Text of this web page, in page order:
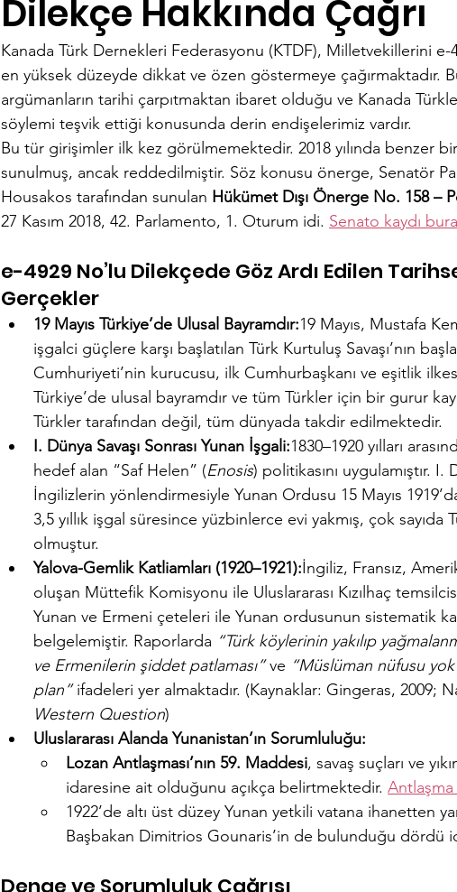
Dilekçe Hakkında Çağrı
Kanada Türk Dernekleri Federasyonu (KTDF), Milletvekillerini
en yüksek düzeyde dikkat ve özen göstermeye çağırmaktadır.
argümanların tarihi çarpıtmaktan ibaret olduğu ve Kanada
söylemi teşvik ettiği konusunda derin endişelerimiz vardır.
Bu tür girişimler ilk kez görülmemektedir. 2018 yılında benzer
sunulmuş, ancak reddedilmiştir. Söz konusu önerge, Senatör
Housakos tarafından sunulan Hükümet Dışı Önerge No. 158 –
27 Kasım 2018, 42. Parlamento, 1. Oturum idi. Senato kaydı
e-4929 No’lu Dilekçede Göz Ardı Edilen
Gerçekler
19 Mayıs Türkiye’de Ulusal Bayramdır:19 Mayıs, Mustafa
işgalci güçlere karşı başlatılan Türk Kurtuluş Savaşı’nın
Cumhuriyeti’nin kurucusu, ilk Cumhurbaşkanı ve eşitlik
Türkiye’de ulusal bayramdır ve tüm Türkler için bir gurur
Türkler tarafından değil, tüm dünyada takdir edilmektedir.
I. Dünya Savaşı Sonrası Yunan İşgali:1830–1920 yılları
hedef alan “Saf Helen” (Enosis) politikasını uygulamıştır. I.
İngilizlerin yönlendirmesiyle Yunan Ordusu 15 Mayıs
3,5 yıllık işgal süresince yüzbinlerce evi yakmış, çok
olmuştur.
Yalova-Gemlik Katliamları (1920–1921):İngiliz, Fransız,
oluşan Müttefik Komisyonu ile Uluslararası Kızılhaç
Yunan ve Ermeni çeteleri ile Yunan ordusunun sistematik
belgelemiştir. Raporlarda “Türk köylerinin yakılıp
ve Ermenilerin şiddet patlaması” ve “Müslüman nüfusu
plan” ifadeleri yer almaktadır. (Kaynaklar: Gingeras, 2009;
Western Question)
Uluslararası Alanda Yunanistan’ın Sorumluluğu:
Lozan Antlaşması’nın 59. Maddesi, savaş suçları ve
idaresine ait olduğunu açıkça belirtmektedir.
1922’de altı üst düzey Yunan yetkili vatana ihanetten
Başbakan Dimitrios Gounaris’in de bulunduğu dördü
Denge ve Sorumluluk Çağrısı